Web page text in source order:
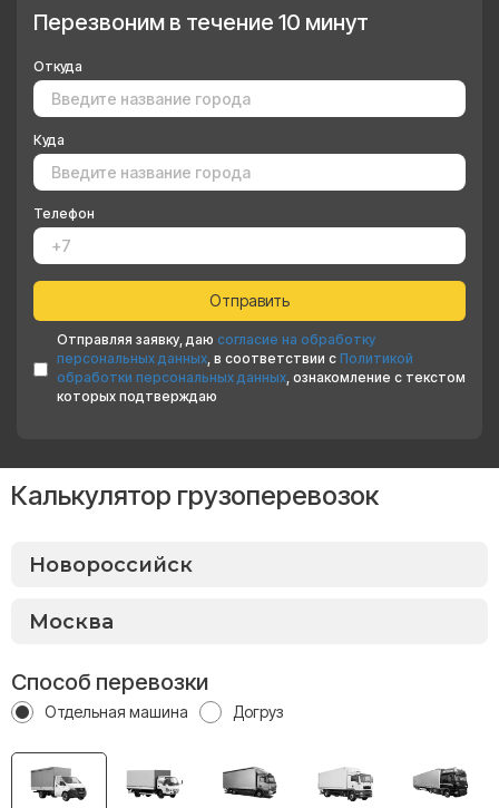
Перезвоним в течение 10 минут
Откуда
Куда
Телефон
Отправляя заявку, даю согласие на обработку
персональных данных, в соответствии с Политикой
обработки персональных данных, ознакомление с текстом
которых подтверждаю
Калькулятор грузоперевозок
Способ перевозки
Отдельная машина Догруз